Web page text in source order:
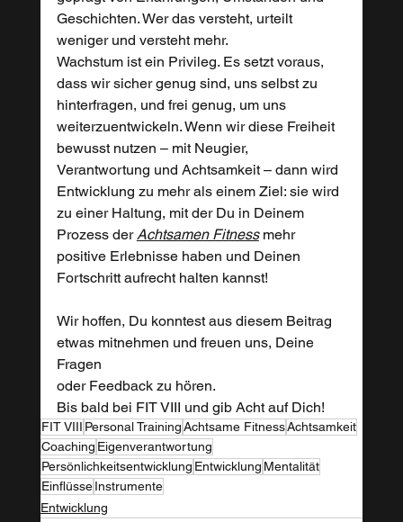
Geschichten. Wer das versteht, urteilt
weniger und versteht mehr.
Wachstum ist ein Privileg. Es setzt voraus,
dass wir sicher genug sind, uns selbst zu
hinterfragen, und frei genug, um uns
weiterzuentwickeln. Wenn wir diese Freiheit
bewusst nutzen – mit Neugier,
Verantwortung und Achtsamkeit – dann wird
Entwicklung zu mehr als einem Ziel: sie wird
zu einer Haltung, mit der Du in Deinem
Prozess der Achtsamen Fitness mehr
positive Erlebnisse haben und Deinen
Fortschritt aufrecht halten kannst!
Wir hoffen, Du konntest aus diesem Beitrag
etwas mitnehmen und freuen uns, Deine
Fragen
oder Feedback zu hören.
Bis bald bei FIT VIII und gib Acht auf Dich!
FIT VIII Personal TrainingAchtsame FitnessAchtsamkeit
Coaching Eigenverantwortung
Persönlichkeitsentwicklung Entwicklung Mentalität
Einflüsse Instrumente
Entwicklung